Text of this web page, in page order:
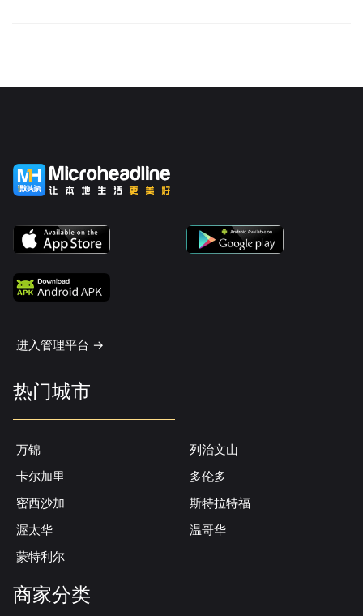
进入管理平台 ->
热门城市
万锦
列治文山
卡尔加里
多伦多
密西沙加
斯特拉特福
渥太华
温哥华
蒙特利尔
商家分类